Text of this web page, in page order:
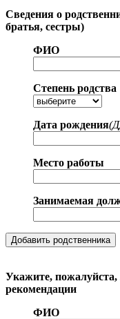
Сведения о
братья, сестры)
ФИО
Степень родства
Дата рождения
Место работы
Занимаемая
Укажите,
рекомендации
ФИО